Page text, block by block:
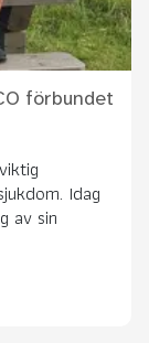
förbundet
Idag
av sin